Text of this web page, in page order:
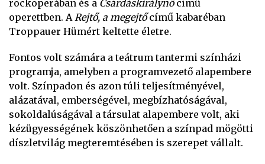
rockoperában és a Csárdáskirálynőcímű
operettben. A Rejtő, a megejtőcímű kabaréban
Troppauer Hümért keltette életre.
Fontos volt számára a teátrum tantermi színházi
programja, amelyben a programvezető alapembere
volt. Színpadon és azon túli teljesítményével,
alázatával, emberségével, megbízhatóságával,
sokoldalúságával a társulat alapembere volt, aki
kézügyességének köszönhetően a színpad mögötti
díszletvilág megteremtésében is szerepet vállalt.